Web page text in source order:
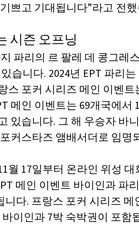
쁘고 기대됩니다”라고 전
시즌 오프닝
파리의 르 팔레 데 콩그레
습니다. 2024년 EPT 파리
스 포커 시리즈 메인 이벤트
메인 이벤트는 69개국에서
있습니다. 그 해 우승자 바
커스타즈 앰배서더로 임명
월 17일부터 온라인 위성
메인 이벤트 바이인과 파
다. 프랑스 포커 시리즈
이인과 7박 숙박권이 포함